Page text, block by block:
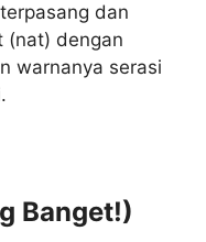
dan
(nat) dengan
warnanya serasi
Banget!)